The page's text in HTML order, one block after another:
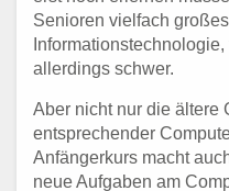
Senioren vielfach
allerdings schwer.
Aber nicht nur die ältere
entsprechender
Anfängerkurs macht
neue Aufgaben am